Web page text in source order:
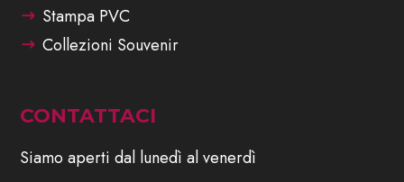
Stampa PVC
Collezioni Souvenir
CONTATTACI
Siamo aperti dal lunedì al venerdì